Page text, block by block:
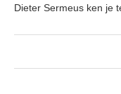
Dieter Sermeus ken je